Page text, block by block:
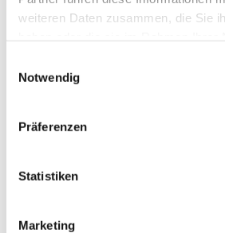
weiteren Daten zusammen, die Sie
Notwendig
Präferenzen
Statistiken
MarketingWeitere